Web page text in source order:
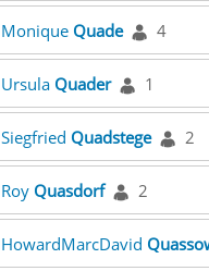
Monique Quade 4
Ursula Quader 1
Siegfried Quadstege 2
Roy Quasdorf 2
HowardMarcDavid